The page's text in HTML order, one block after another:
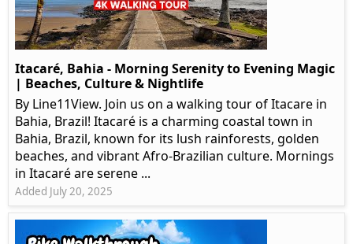
Itacaré, Bahia - Morning Serenity to Evening Magic
| Beaches, Culture & Nightlife
By Line11View. Join us on a walking tour of Itacare in
Bahia, Brazil! Itacaré is a charming coastal town in
Bahia, Brazil, known for its lush rainforests, golden
beaches, and vibrant Afro-Brazilian culture. Mornings
in Itacaré are serene ...
Added July 20, 2025